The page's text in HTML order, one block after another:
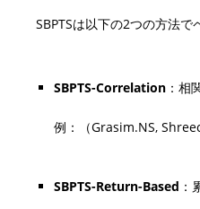
SBPTSは以下の2つの方法で
SBPTS-Correlation ：相
例：（Grasim.NS,
SBPTS-Return-Based ：